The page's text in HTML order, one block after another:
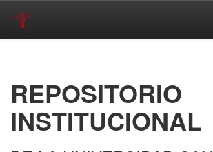
REPOSITORIO
INSTITUCIONAL